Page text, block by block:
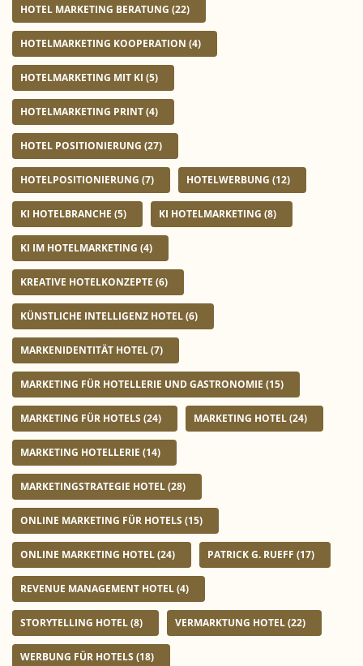
HOTEL MARKETING BERATUNG (22)
HOTELMARKETING KOOPERATION (4)
HOTELMARKETING MIT KI (5)
HOTELMARKETING PRINT(4)
HOTEL POSITIONIERUNG (27)
HOTELPOSITIONIERUNG (7) HOTELWERBUNG (12)
KI HOTELBRANCHE (5) KI HOTELMARKETING (8)
KI IM HOTELMARKETING (4)
KREATIVE HOTELKONZEPTE (6)
KÜNSTLICHE INTELLIGENZ HOTEL(6)
MARKENIDENTITÄT HOTEL(7)
MARKETING FÜR HOTELLERIE UND GASTRONOMIE (15)
MARKETING FÜR HOTELS (24) MARKETING HOTEL(24)
MARKETING HOTELLERIE (14)
MARKETINGSTRATEGIE HOTEL(28)
ONLINE MARKETING FÜR HOTELS (15)
ONLINE MARKETING HOTEL(24) PATRICK G. RUEFF (17)
REVENUE MANAGEMENT HOTEL(4)
STORYTELLING HOTEL(8) VERMARKTUNG HOTEL(22)
WERBUNG FÜR HOTELS (18)